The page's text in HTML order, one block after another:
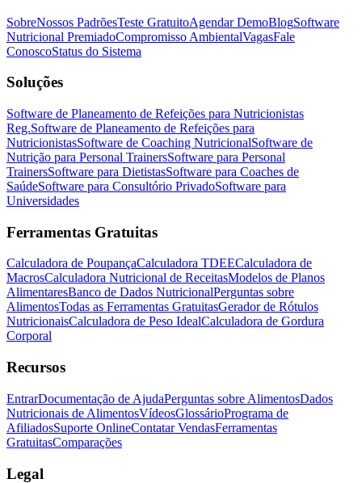
SobreNossos PadrõesTeste GratuitoAgendar DemoBlogSoftware
Nutricional PremiadoCompromisso AmbientalVagasFale
ConoscoStatus do Sistema
Soluções
Software de Planeamento de Refeições para Nutricionistas
Reg.Software de Planeamento de Refeições para
NutricionistasSoftware de Coaching NutricionalSoftware de
Nutrição para Personal TrainersSoftware para Personal
TrainersSoftware para DietistasSoftware para Coaches de
SaúdeSoftware para Consultório PrivadoSoftware para
Universidades
Ferramentas Gratuitas
Calculadora de PoupançaCalculadora TDEECalculadora de
MacrosCalculadora Nutricional de ReceitasModelos de Planos
AlimentaresBanco de Dados NutricionalPerguntas sobre
AlimentosTodas as Ferramentas GratuitasGerador de Rótulos
NutricionaisCalculadora de Peso IdealCalculadora de Gordura
Corporal
Recursos
EntrarDocumentação de AjudaPerguntas sobre AlimentosDados
Nutricionais de AlimentosVídeosGlossárioPrograma de
AfiliadosSuporte OnlineContatar VendasFerramentas
GratuitasComparações
Legal